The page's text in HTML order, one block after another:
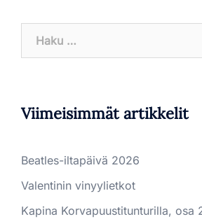
Viimeisimmät artikkelit
Beatles-iltapäivä 2026
Valentinin vinyylietkot
Kapina Korvapuustitunturilla, osa